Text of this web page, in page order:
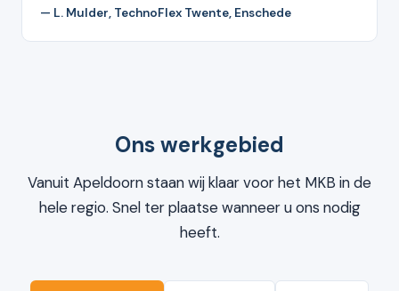
— L. Mulder, TechnoFlex Twente, Enschede
Ons werkgebied
Vanuit Apeldoorn staan wij klaar voor het MKB in de
hele regio. Snel ter plaatse wanneer u ons nodig
heeft.